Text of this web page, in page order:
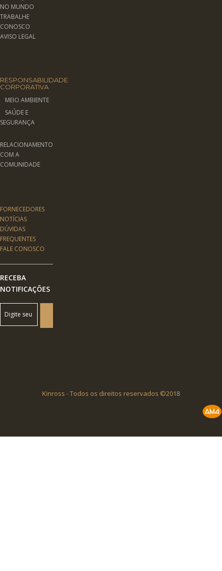
NO MUNDO
TRABALHE
CONOSCO
AVISO LEGAL
RESPONSABILIDADE
CORPORATIVA
MEIO AMBIENTE
SAÚDE E
SEGURANÇA
RELACIONAMENTO
COM A
COMUNIDADE
FORNECEDORES
NOTÍCIAS
DÚVIDAS
FREQUENTES
FALE CONOSCO
RECEBA
NOTIFICAÇÕES
Kinross - Todos os direitos reservados ©2018